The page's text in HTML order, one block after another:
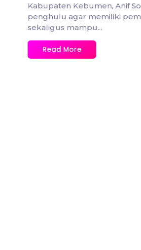
Kabupaten Kebumen, Anif
penghulu agar memiliki
sekaligus mampu...
Read More